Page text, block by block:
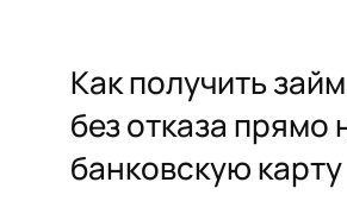
Как получить
без отказа прямо
банковскую карту